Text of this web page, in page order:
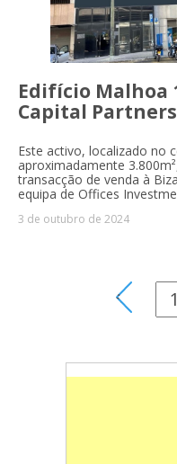
Edifício Malhoa
Capital Partners
Este activo, localizado no
aproximadamente
transacção de venda à
equipa de Offices
3 de outubro de 2024